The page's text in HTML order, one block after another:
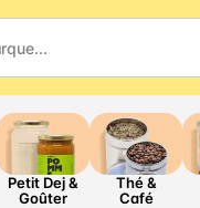
Petit Dej &
Goûter
Thé &
Café